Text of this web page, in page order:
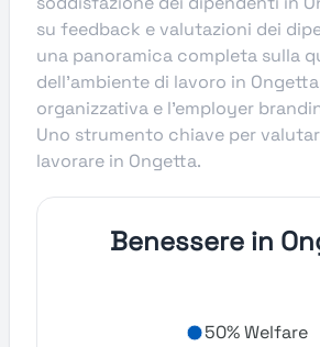
su feedback e valutazioni dei
una panoramica completa sulla
dell’ambiente di lavoro in
organizzativa e l’employer
Uno strumento chiave per
lavorare in Ongetta.
Benessere in
50% Welfare